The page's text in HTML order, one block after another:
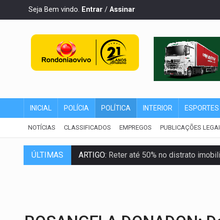
Seja Bem vindo. Entrar / Assinar
INICIAL POLÍCIA POLÍTICA INTERIOR ESPORTES
NOTÍCIAS CLASSIFICADOS EMPREGOS PUBLICAÇÕES
ÚLTIMAS ARTIGO: Reter até 50% no distrato
ROTA GLOBAL: PCC amplia presença